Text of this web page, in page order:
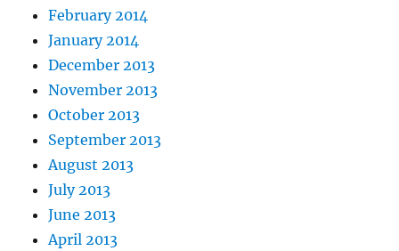
February 2014
January 2014
December 2013
November 2013
October 2013
September 2013
August 2013
July 2013
June 2013
April 2013